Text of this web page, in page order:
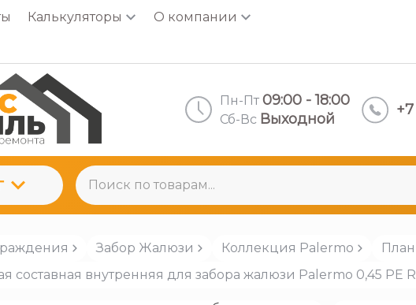
Калькуляторы
О компании
Пн-Пт 09:00 - 18:00
Сб-Вс Выходной
+7
Забор Жалюзи Коллекция Palermo
составная внутренняя для забора жалюзи Palermo 0,45 PE